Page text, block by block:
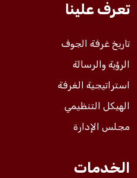
مشاريع الغرفة
تعرف علينا
تاريخ غرفة الجوف
الرؤية والرسالة
استراتيجية الغرفة
الهيكل التنظيمي
مجلس الإدارة
الخدمات